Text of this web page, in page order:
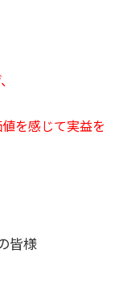
を感じて実益を
皆様